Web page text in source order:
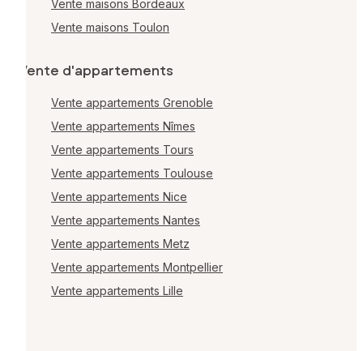
Vente maisons Bordeaux
Vente maisons Toulon
Vente d'appartements
Vente appartements Grenoble
Vente appartements Nîmes
Vente appartements Tours
Vente appartements Toulouse
Vente appartements Nice
Vente appartements Nantes
Vente appartements Metz
Vente appartements Montpellier
Vente appartements Lille